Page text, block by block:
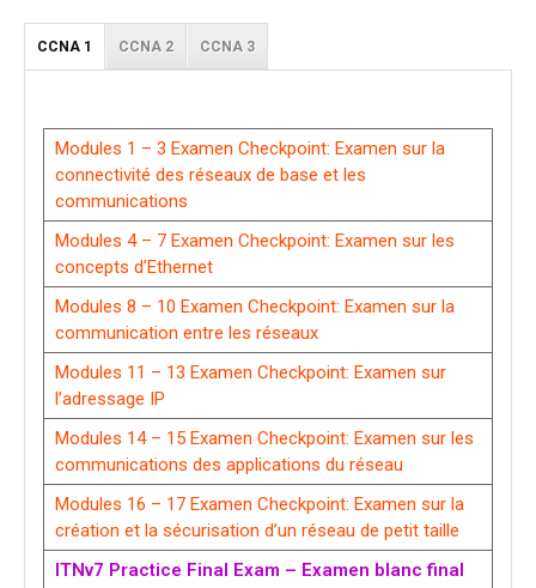
CCNA 1 CCNA 2 CCNA 3
Modules 1 – 3 Examen Checkpoint: Examen sur la
connectivité des réseaux de base et les
communications
Modules 4 – 7 Examen Checkpoint: Examen sur les
concepts d’Ethernet
Modules 8 – 10 Examen Checkpoint: Examen sur la
communication entre les réseaux
Modules 11 – 13 Examen Checkpoint: Examen sur
l’adressage IP
Modules 14 – 15 Examen Checkpoint: Examen sur les
communications des applications du réseau
Modules 16 – 17 Examen Checkpoint: Examen sur la
création et la sécurisation d’un réseau de petit taille
ITNv7 Practice Final Exam – Examen blanc final